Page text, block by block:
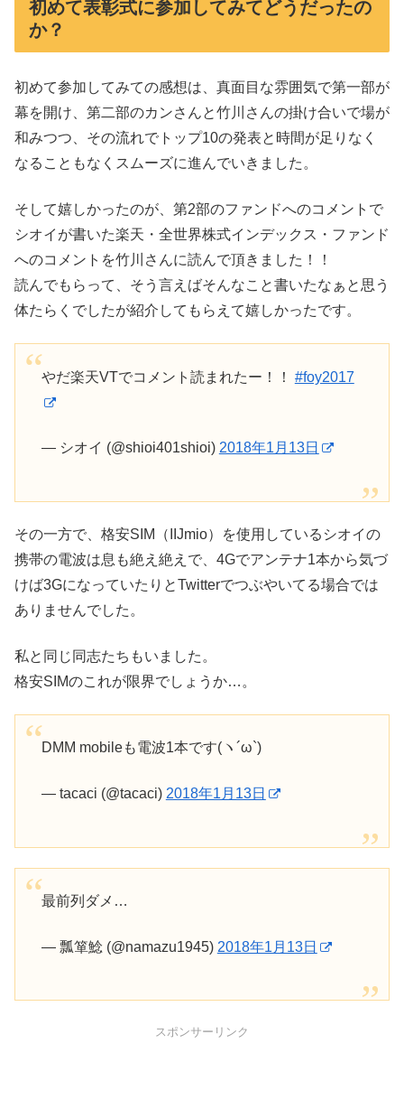
初めて表彰式に参加してみてどうだったの
か？
初めて参加してみての感想は、真面目な雰囲気で第一部が
幕を開け、第二部のカンさんと竹川さんの掛け合いで場が
和みつつ、その流れでトップ10の発表と時間が足りなく
なることもなくスムーズに進んでいきました。
そして嬉しかったのが、第2部のファンドへのコメントで
シオイが書いた楽天・全世界株式インデックス・ファンド
へのコメントを竹川さんに読んで頂きました！！
読んでもらって、そう言えばそんなこと書いたなぁと思う
体たらくでしたが紹介してもらえて嬉しかったです。
やだ楽天VTでコメント読まれたー！！ #foy2017
— シオイ (@shioi401shioi) 2018年1月13日
その一方で、格安SIM（IIJmio）を使用しているシオイの
携帯の電波は息も絶え絶えで、4Gでアンテナ1本から気づ
けば3GになっていたりとTwitterでつぶやいてる場合では
ありませんでした。
私と同じ同志たちもいました。
格安SIMのこれが限界でしょうか…。
DMM mobileも電波1本です(ヽ´ω`)
— tacaci (@tacaci) 2018年1月13日
最前列ダメ…
— 瓢箪鯰 (@namazu1945) 2018年1月13日
スポンサーリンク